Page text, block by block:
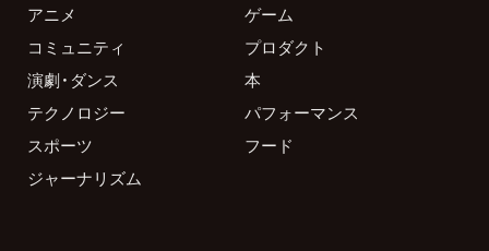
アニメ
ゲーム
コミュニティ
プロダクト
演劇・ダンス
本
テクノロジー
パフォーマンス
スポーツ
フード
ジャーナリズム